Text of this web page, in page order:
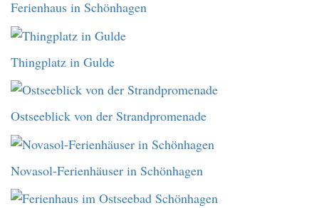
Ferienhaus in Schönhagen
Thingplatz in Gulde
Ostseeblick von der Strandpromenade
Novasol-Ferienhäuser in Schönhagen